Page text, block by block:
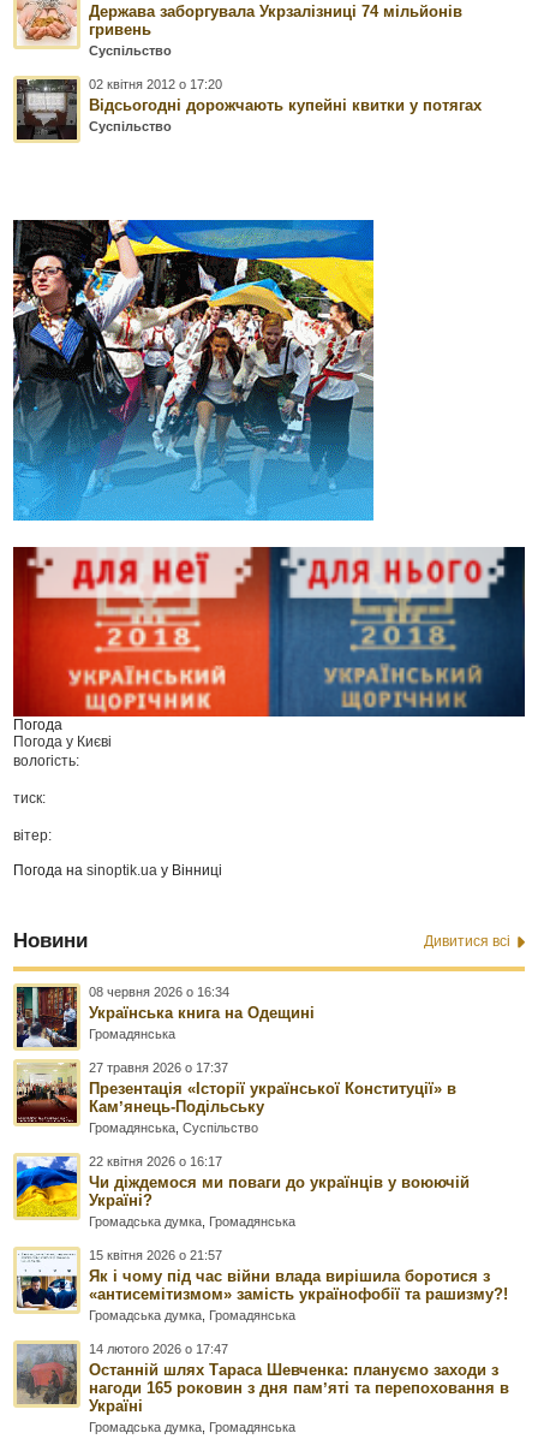
Держава заборгувала Укрзалізниці 74 мільйонів
гривень
Суспільство
02 квітня 2012 о 17:20
Відсьогодні дорожчають купейні квитки у потягах
Суспільство
Погода
Погода у Києві
вологість:
тиск:
вітер:
Погода наsinoptik.ua у Вінниці
Новини Дивитися всі
08 червня 2026 о 16:34
Українська книга на Одещині
Громадянська
27 травня 2026 о 17:37
Презентація «Історії української Конституції» в
Камʼянець-Подільську
Громадянська ,Суспільство
22 квітня 2026 о 16:17
Чи діждемося ми поваги до українців у воюючій
Україні?
Громадська думка Громадянська
15 квітня 2026 о 21:57
Як і чому під час війни влада вирішила боротися з
«антисемітизмом» замість українофобії та рашизму?!
Громадська думка Громадянська
14 лютого 2026 о 17:47
Останній шлях Тараса Шевченка: плануємо заходи з
нагоди 165 роковин з дня памʼяті та перепоховання в
Україні
Громадська думка Громадянська